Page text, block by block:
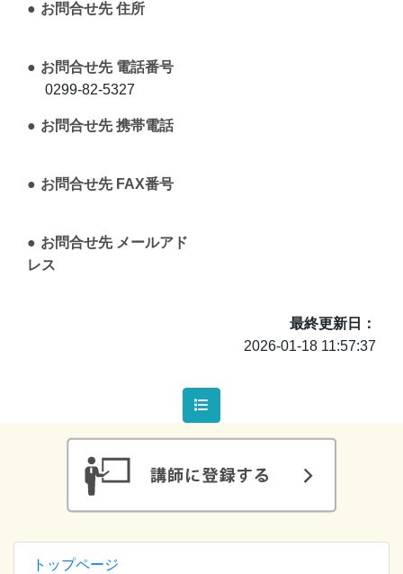
トップページ
お問合せ先 住所
お問合せ先 電話番号
0299-82-5327
お問合せ先 携帯電話
お問合せ先 FAX番号
お問合せ先 メールアド
レス
最終更新日
2026-01-18 11:57:37